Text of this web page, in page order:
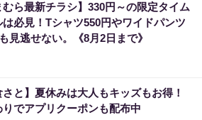
むら最新チラシ】330円～の限定タイム
は必見！Tシャツ550円やワイドパンツ
見逃せない。《8月2日まで》
さと】夏休みは大人もキッズもお得！
りでアプリクーポンも配布中